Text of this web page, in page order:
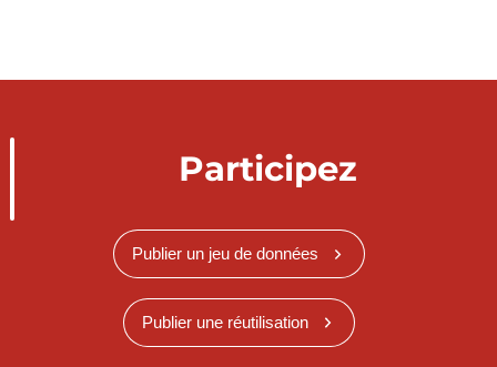
Participez
Publier un jeu de données
Publier une réutilisation